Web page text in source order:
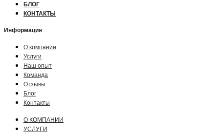
БЛОГ
КОНТАКТЫ
Информация
О компании
Услуги
Наш опыт
Команда
Отзывы
Блог
Контакты
О КОМПАНИИ
УСЛУГИ